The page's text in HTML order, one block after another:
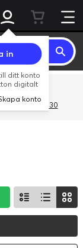
in
ditt konto
digitalt
konto
3Gives30